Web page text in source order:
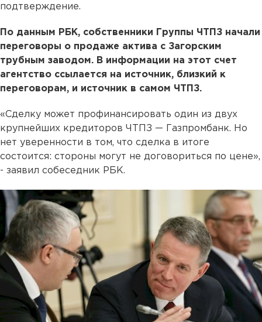
подтверждение.
По данным РБК, собственники Группы ЧТПЗ начали
переговоры о продаже актива с Загорским
трубным заводом. В информации на этот счет
агентство ссылается на источник, близкий к
переговорам, и источник в самом ЧТПЗ.
«Сделку может профинансировать один из двух
крупнейших кредиторов ЧТПЗ — Газпромбанк. Но
нет уверенности в том, что сделка в итоге
состоится: стороны могут не договориться по цене»,
- заявил собеседник РБК.